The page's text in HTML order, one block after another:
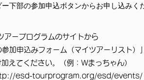
下部の参加申込ボタンからお申し込みく
アープログラムのサイトから
参加申込みフォーム（マイツアーリスト
えてください。（例：Wまっちゃん）
esd-tourprogram.org/esd/events/